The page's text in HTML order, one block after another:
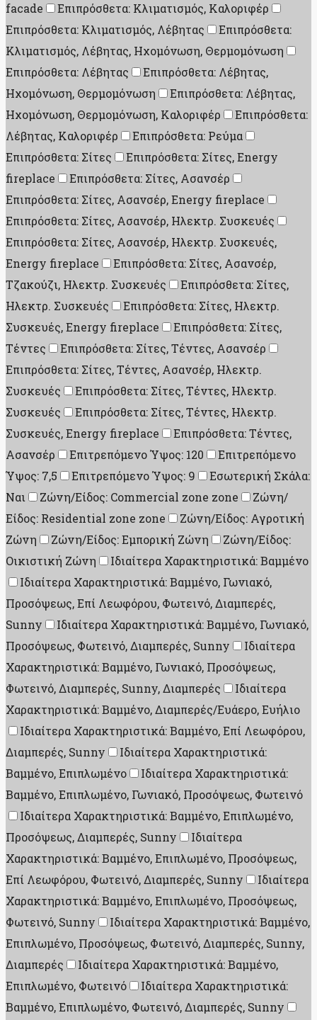
facade
Επιπρόσθετα: Κλιματισμός, Καλοριφέρ
Επιπρόσθετα: Κλιματισμός, Λέβητας
Επιπρόσθετα:
Κλιματισμός, Λέβητας, Ηχομόνωση, Θερμομόνωση
Επιπρόσθετα: Λέβητας
Επιπρόσθετα: Λέβητας,
Ηχομόνωση, Θερμομόνωση
Επιπρόσθετα: Λέβητας,
Ηχομόνωση, Θερμομόνωση, Καλοριφέρ
Επιπρόσθετα:
Λέβητας, Καλοριφέρ
Επιπρόσθετα: Ρεύμα
Επιπρόσθετα: Σίτες
Επιπρόσθετα: Σίτες, Energy
fireplace
Επιπρόσθετα: Σίτες, Ασανσέρ
Επιπρόσθετα: Σίτες, Ασανσέρ, Energy fireplace
Επιπρόσθετα: Σίτες, Ασανσέρ, Ηλεκτρ. Συσκευές
Επιπρόσθετα: Σίτες, Ασανσέρ, Ηλεκτρ. Συσκευές,
Energy fireplace
Επιπρόσθετα: Σίτες, Ασανσέρ,
Τζακούζι, Ηλεκτρ. Συσκευές
Επιπρόσθετα: Σίτες,
Ηλεκτρ. Συσκευές
Επιπρόσθετα: Σίτες, Ηλεκτρ.
Συσκευές, Energy fireplace
Επιπρόσθετα: Σίτες,
Τέντες
Επιπρόσθετα: Σίτες, Τέντες, Ασανσέρ
Επιπρόσθετα: Σίτες, Τέντες, Ασανσέρ, Ηλεκτρ.
Συσκευές
Επιπρόσθετα: Σίτες, Τέντες, Ηλεκτρ.
Συσκευές
Επιπρόσθετα: Σίτες, Τέντες, Ηλεκτρ.
Συσκευές, Energy fireplace
Επιπρόσθετα: Τέντες,
Ασανσέρ
Επιτρεπόμενο Ύψος: 120
Επιτρεπόμενο
Ύψος: 7,5
Επιτρεπόμενο Ύψος: 9
Εσωτερική Σκάλα:
Ναι
Ζώνη/Είδος: Commercial zone zone
Ζώνη/
Είδος: Residential zone zone
Ζώνη/Είδος: Αγροτική
Ζώνη
Ζώνη/Είδος: Εμπορική Ζώνη
Ζώνη/Είδος:
Οικιστική Ζώνη
Ιδιαίτερα Χαρακτηριστικά: Βαμμένο
Ιδιαίτερα Χαρακτηριστικά: Βαμμένο, Γωνιακό,
Προσόψεως, Επί Λεωφόρου, Φωτεινό, Διαμπερές,
Sunny
Ιδιαίτερα Χαρακτηριστικά: Βαμμένο, Γωνιακό,
Προσόψεως, Φωτεινό, Διαμπερές, Sunny
Ιδιαίτερα
Χαρακτηριστικά: Βαμμένο, Γωνιακό, Προσόψεως,
Φωτεινό, Διαμπερές, Sunny, Διαμπερές
Ιδιαίτερα
Χαρακτηριστικά: Βαμμένο, Διαμπερές/Ευάερο, Ευήλιο
Ιδιαίτερα Χαρακτηριστικά: Βαμμένο, Επί Λεωφόρου,
Διαμπερές, Sunny
Ιδιαίτερα Χαρακτηριστικά:
Βαμμένο, Επιπλωμένο
Ιδιαίτερα Χαρακτηριστικά:
Βαμμένο, Επιπλωμένο, Γωνιακό, Προσόψεως, Φωτεινό
Ιδιαίτερα Χαρακτηριστικά: Βαμμένο, Επιπλωμένο,
Προσόψεως, Διαμπερές, Sunny
Ιδιαίτερα
Χαρακτηριστικά: Βαμμένο, Επιπλωμένο, Προσόψεως,
Επί Λεωφόρου, Φωτεινό, Διαμπερές, Sunny
Ιδιαίτερα
Χαρακτηριστικά: Βαμμένο, Επιπλωμένο, Προσόψεως,
Φωτεινό, Sunny
Ιδιαίτερα Χαρακτηριστικά: Βαμμένο,
Επιπλωμένο, Προσόψεως, Φωτεινό, Διαμπερές, Sunny,
Διαμπερές
Ιδιαίτερα Χαρακτηριστικά: Βαμμένο,
Επιπλωμένο, Φωτεινό
Ιδιαίτερα Χαρακτηριστικά:
Βαμμένο, Επιπλωμένο, Φωτεινό, Διαμπερές, Sunny